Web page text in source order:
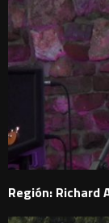
Región: Richard